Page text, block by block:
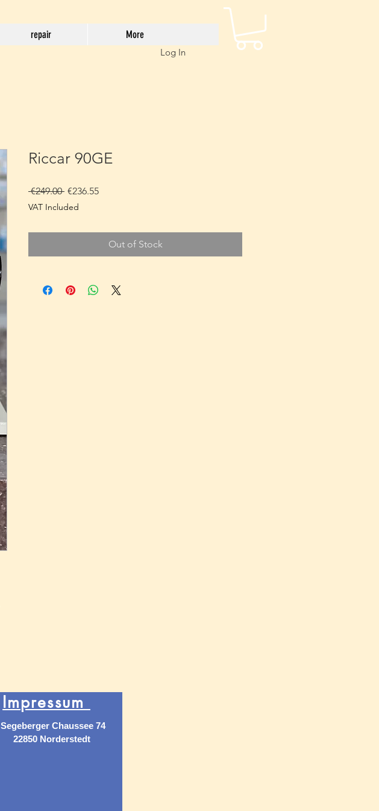
repair More
Log In
Riccar 90GE
€249.00 Regular
Price
€236.55Sale
VAT Included
Out of Stock
Impressum
Segeberger Chaussee 74
22850 Norderstedt